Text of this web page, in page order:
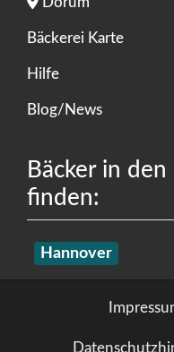
Bäckerei Karte
Hilfe
Blog/News
Bäcker in
finden:
Hannover